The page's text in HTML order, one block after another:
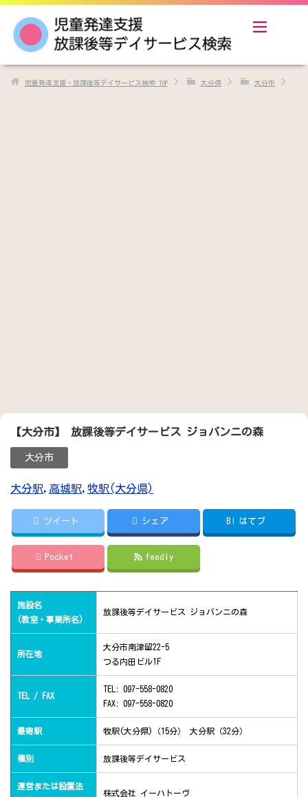
児童発達支援・放課後等デイサービス検索 TOP 大分県 大分市
【大分市】 放課後等デイサービス ジョバンニの森
大分市
大分駅, 高城駅, 牧駅(大分県)
ツイート シェア B! はてブ
Pocket feedly
施設名
(教室・事業所名)
放課後等デイサービス ジョバンニの森
所在地
大分市南津留22-5
つる内田ビル1F
TEL / FAX
TEL: 097-558-0820
FAX: 097-558-0820
最寄駅 牧駅(大分県)（15分） 大分駅（32分）
種別 放課後等デイサービス
運営または設置法
株式会社 イーハトーヴ